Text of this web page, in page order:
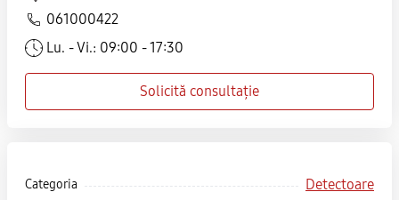
Categoria Detectoare
061000422
Lu. - Vi.: 09:00 - 17:30
Solicită consultație